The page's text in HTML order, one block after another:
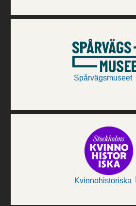
Spårvägsmuseet
Kvinnohistoriska